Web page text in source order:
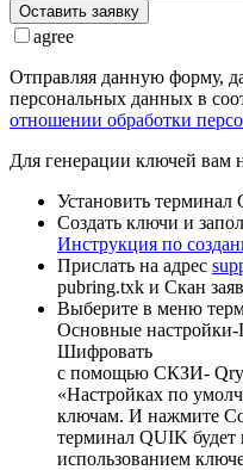
Оставить заявку
agree
Отправляя данную форму,
персональных данных в
отношении обработки
Для генерации ключей вам
Установить терминал
Создать ключи и
Инструкция по
Прислать на адрес
pubring.txk и Скан
Выберите в меню
Основные
Шифровать
с помощью СКЗИ-
«Настройках по
ключам. И нажмите
терминал QUIK будет
использованием